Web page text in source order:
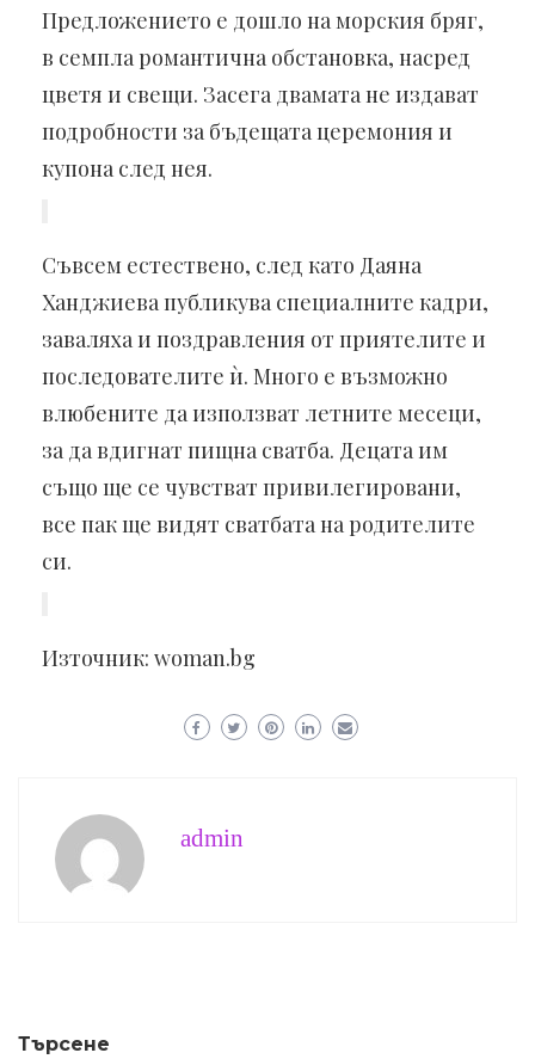
Предложението е дошло на морския бряг,
в семпла романтична обстановка, насред
цветя и свещи. Засега двамата не издават
подробности за бъдещата церемония и
купона след нея.
Съвсем естествено, след като Даяна
Ханджиева публикува специалните кадри,
заваляха и поздравления от приятелите и
последователите ѝ. Много е възможно
влюбените да използват летните месеци,
за да вдигнат пищна сватба. Децата им
също ще се чувстват привилегировани,
все пак ще видят сватбата на родителите
си.
Източник: woman.bg
admin
Търсене